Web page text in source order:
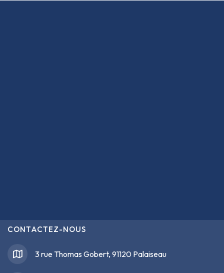
CONTACTEZ-NOUS
3 rue Thomas Gobert, 91120 Palaiseau